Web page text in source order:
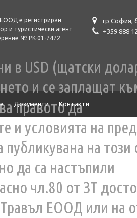
е регистриран
и туристически агент
№ PK-01-7472
гр.София,
+359 888
в USD (щатски
и се заплащат
правото да
и условията на
на
да са настъпили
чл.80 от ЗТ
ЕООД или на
Документи Контакти